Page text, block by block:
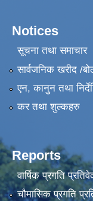
Notices
सूचना तथा समाचार
सार्वजनिक खरीद /
एन, कानुन तथा
कर तथा शुल्कहरु
Reports
वार्षिक प्रगति
चौमासिक प्रगति